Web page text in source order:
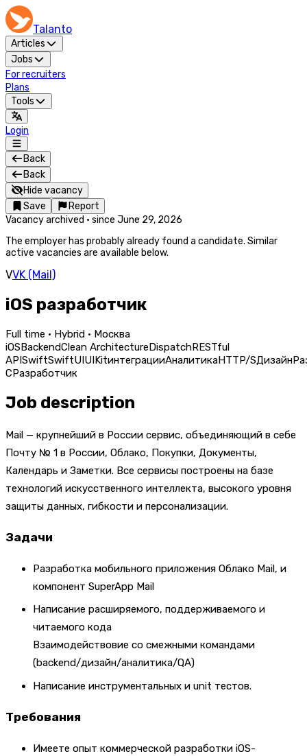
Talanto
Articles
Jobs
For recruiters
Plans
Tools
Login
Back
Back
Hide vacancy
Save
Report
Vacancy archived · since June 29, 2026
The employer has probably already found a candidate. Similar
active vacancies are available below.
VVK (Mail)
iOS разработчик
Full time · Hybrid · Москва
iOSBackendClean ArchitectureDispatchRESTful
APISwiftSwiftUIUIKitинтеграцииАналитикаHTTP/SДизайн
CРазработчик
Job description
Mail — крупнейший в России сервис, объединяющий в себе
Почту № 1 в России, Облако, Покупки, Документы,
Календарь и Заметки. Все сервисы построены на базе
технологий искусственного интеллекта, высокого уровня
защиты данных, гибкости и персонализации.
Задачи
Разработка мобильного приложения Облако Mail, и
компонент SuperApp Mail
Написание расширяемого, поддерживаемого и
читаемого кода
Взаимодействовие со смежными командами
(backend/дизайн/аналитика/QA)
Написание инструментальных и unit тестов.
Требования
Имеете опыт коммерческой разработки iOS-